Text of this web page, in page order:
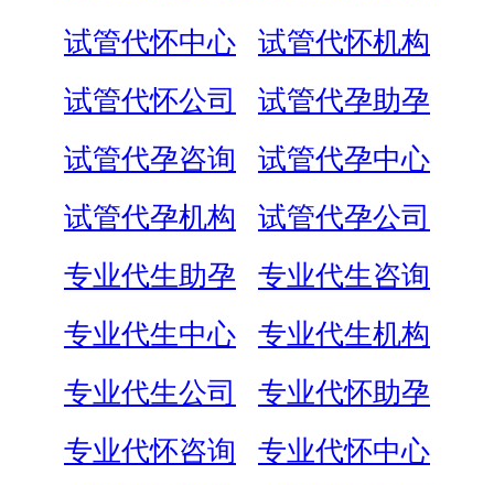
试管代怀中心
试管代怀机构
试管代怀公司
试管代孕助孕
试管代孕咨询
试管代孕中心
试管代孕机构
试管代孕公司
专业代生助孕
专业代生咨询
专业代生中心
专业代生机构
专业代生公司
专业代怀助孕
专业代怀咨询
专业代怀中心